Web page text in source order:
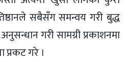
सबैसँग समन्वय गरी बुद्ध
गरी सामग्री प्रकाशनमा
प्रकट गरे ।